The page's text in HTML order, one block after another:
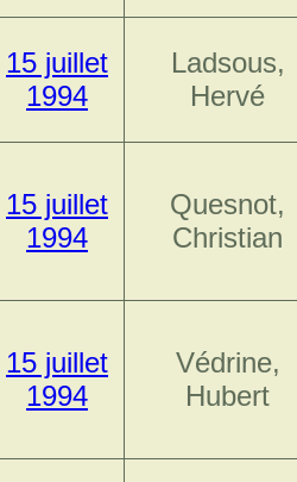
15 juillet
1994
Ladsous,
Hervé
15 juillet
1994
Quesnot,
Christian
15 juillet
1994
Védrine,
Hubert